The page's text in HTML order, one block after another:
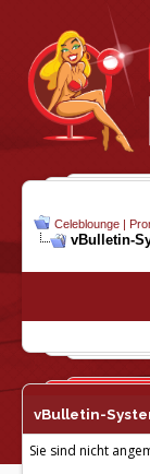
Celeblounge |
vBulletin-
vBulletin-
Sie sind nicht